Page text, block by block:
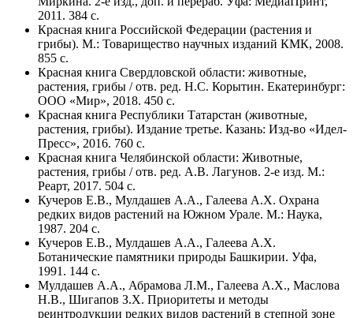
2011. 384 с.
Красная книга Российской Федерации (растения и
грибы). М.: Товарищество научных изданий КМК, 2008.
855 с.
Красная книга Свердловской области: животные,
растения, грибы / отв. ред. Н.С. Корытин. Екатеринбург:
ООО «Мир», 2018. 450 с.
Красная книга Республики Татарстан (животные,
растения, грибы). Издание третье. Казань: Изд-во «Идел-
Пресс», 2016. 760 с.
Красная книга Челябинской области: Животные,
растения, грибы / отв. ред. А.В. Лагунов. 2-е изд. М.:
Реарт, 2017. 504 с.
Кучеров Е.В., Мулдашев А.А., Галеева А.Х. Охрана
редких видов растений на Южном Урале. М.: Наука,
1987. 204 с.
Кучеров Е.В., Мулдашев А.А., Галеева А.Х.
Ботанические памятники природы Башкирии. Уфа,
1991. 144 с.
Мулдашев А.А., Абрамова Л.М., Галеева А.Х., Маслова
Н.В., Шигапов З.Х. Приоритеты и методы
реинтродукции редких видов растений в степной зоне